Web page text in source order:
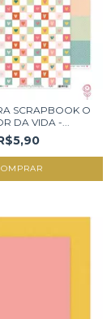
SCRAPBOOK O
DA VIDA -...